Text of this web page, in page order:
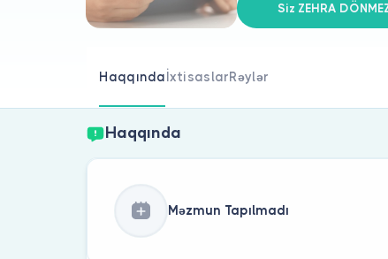
Siz ZEHRA
Haqqında İxtisaslarRəylər
Haqqında
Məzmun Tapılmadı